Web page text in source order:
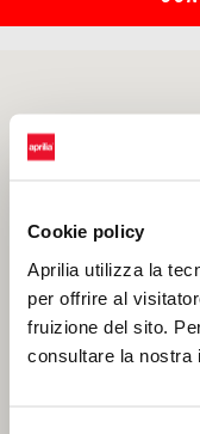
Cookie policy
Aprilia utilizza la
per offrire al
fruizione del sito.
consultare la nostra